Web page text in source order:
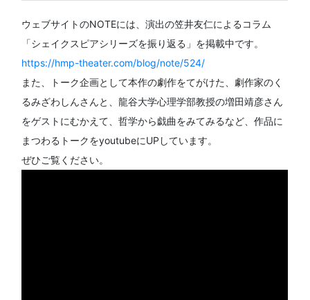
ウェブサイトのNOTEには、演出の笠井友仁によるコラム
「シェイクスピアシリーズを振り返る」を掲載中です。
https://hmp-theater.com/blog/note/524/
また、トーク企画として本作の劇作をてがけた、劇作家のく
るみざわしんさんと、龍谷大学心理学部教授の増田靖彦さん
をゲストにむかえて、哲学から戯曲をみてみるなど、作品に
まつわるトークをyoutubeにUPしています。
ぜひご覧ください。